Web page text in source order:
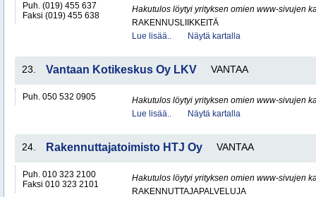
Puh. (019) 455 637
Faksi (019) 455 638
Hakutulos löytyi yrityksen omien www-sivujen
RAKENNUSLIIKKEITÄ
Lue lisää..
Näytä kartalla
23. Vantaan Kotikeskus Oy LKV VANTAA
Puh. 050 532 0905
Hakutulos löytyi yrityksen omien www-sivujen
Lue lisää..
Näytä kartalla
24. Rakennuttajatoimisto HTJ Oy VANTAA
Puh. 010 323 2100
Faksi 010 323 2101
Hakutulos löytyi yrityksen omien www-sivujen
RAKENNUTTAJAPALVELUJA